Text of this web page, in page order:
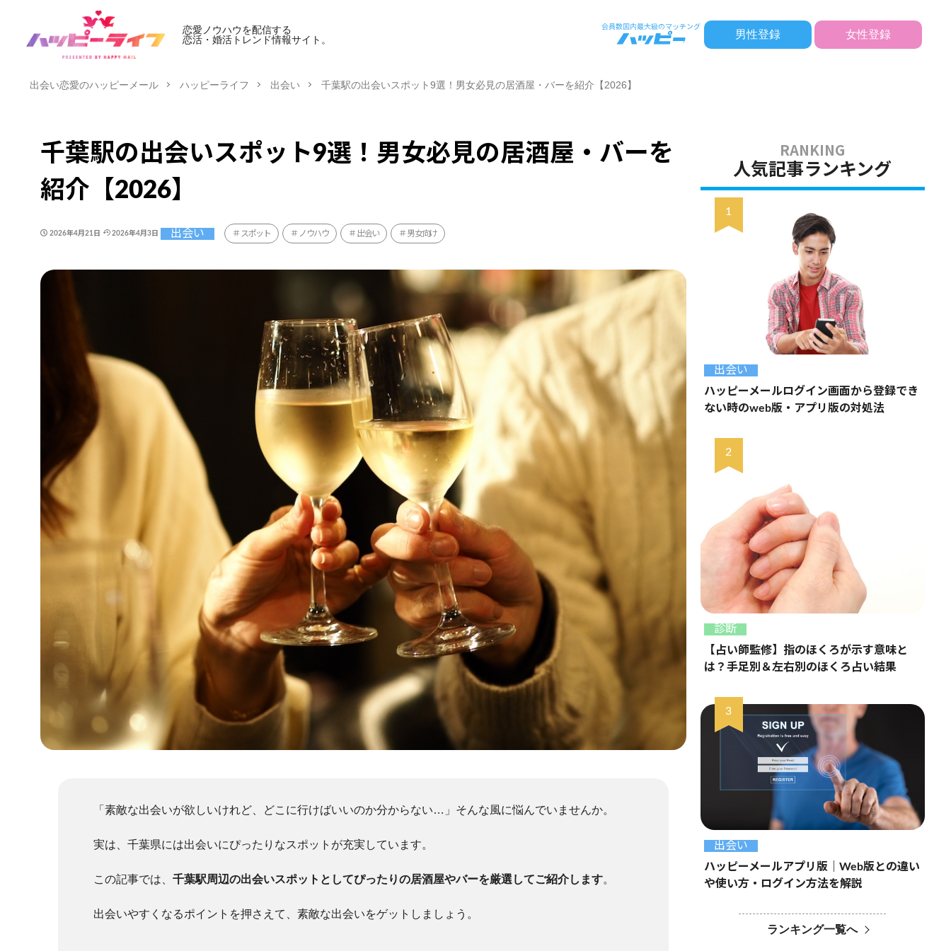
恋愛ノウハウを配信する
恋活・婚活トレンド情報サイト。
男性登録 女性登録
出会い恋愛のハッピーメール ハッピーライフ 出会い 千葉駅の出会いスポット9選！男女必見の居酒屋・バーを紹介【2026】
千葉駅の出会いスポット9選！男女必見の居酒屋・バーを
紹介【2026】
2026年4月21日 2026年4月3日 出会い スポット ノウハウ 出会い 男女向け
「素敵な出会いが欲しいけれど、どこに行けばいいのか分からない…」そんな風に悩んでいませんか。
実は、千葉県には出会いにぴったりなスポットが充実しています。
この記事では、 千葉駅周辺の出会いスポットとしてぴったりの居酒屋やバーを厳選してご紹介します。
出会いやすくなるポイントを押さえて、素敵な出会いをゲットしましょう。
人気記事ランキング
出会い
ハッピーメールログイン画面から登録でき
ない時のweb版・アプリ版の対処法
診断
【占い師監修】指のほくろが示す意味と
は？手足別＆左右別のほくろ占い結果
出会い
ハッピーメールアプリ版｜Web版との違い
や使い方・ログイン方法を解説
ランキング一覧へ